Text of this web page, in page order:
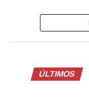
ÚLTIMOS